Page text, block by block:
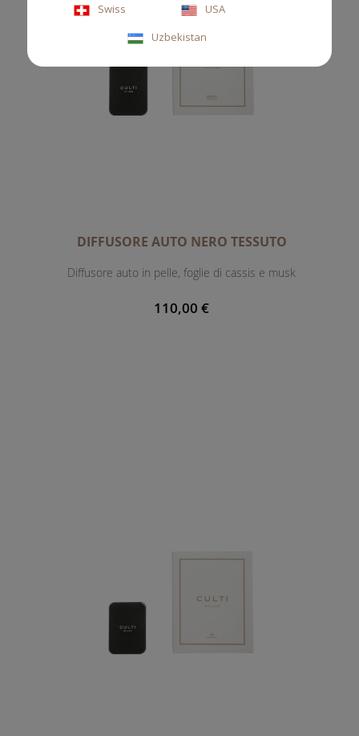
DIFFUSORE AUTO NERO TESSUTO
Diffusore auto in pelle, foglie di cassis e musk
110,00 €
Swiss
USA
Uzbekistan